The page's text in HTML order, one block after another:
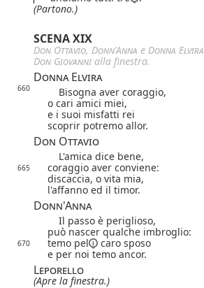
(Partono.)
SCENA XIX
Don Ottavio, Donn'Anna e Donna Elvira
Don Giovanni alla finestra.
Donna Elvira
660
Bisogna aver coraggio,
o cari amici miei,
e i suoi misfatti rei
scoprir potremo allor.
Don Ottavio
L'amica dice bene,
665
coraggio aver conviene:
discaccia, o vita mia,
l'affanno ed il timor.
Donn'Anna
Il passo è periglioso,
può nascer qualche imbroglio:
670 temo pel
caro sposo
e per noi temo ancor.
Leporello
(Apre la finestra.)